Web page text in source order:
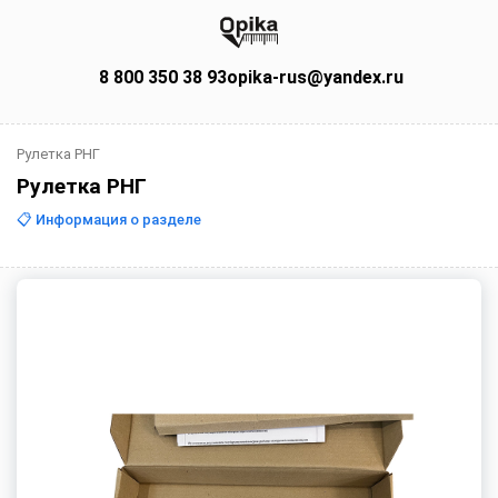
8 800 350 38 93opika-rus@yandex.ru
Рулетка РНГ
Рулетка РНГ
📋 Информация о разделе
Рулетки РНГ ГОСТ 7502 — для
жидкостей в транспортных и стационарных емкостях, а
также для линейных измерений в строительстве,
геодезии и маркшейдерском деле.